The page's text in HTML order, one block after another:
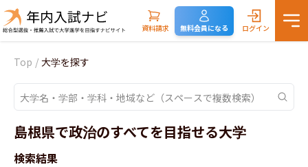
資料請求 無料会員になる ログイン
Top / 大学を探す
島根県で政治のすべてを目指せる大学
検索結果